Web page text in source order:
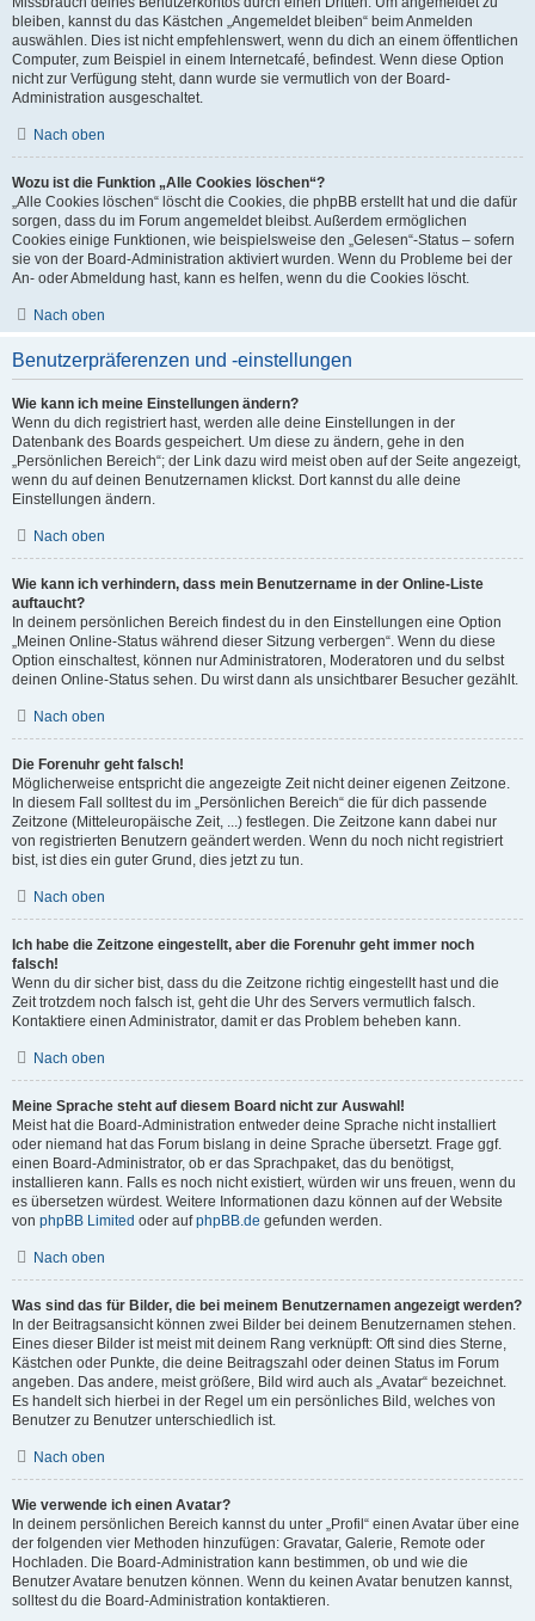
bleiben, kannst du das Kästchen „Angemeldet bleiben“ beim Anmelden
auswählen. Dies ist nicht empfehlenswert, wenn du dich an einem öffentlichen
Computer, zum Beispiel in einem Internetcafé, befindest. Wenn diese Option
nicht zur Verfügung steht, dann wurde sie vermutlich von der Board-
Administration ausgeschaltet.
Nach oben
Wozu ist die Funktion „Alle Cookies löschen“?
„Alle Cookies löschen“ löscht die Cookies, die phpBB erstellt hat und die dafür
sorgen, dass du im Forum angemeldet bleibst. Außerdem ermöglichen
Cookies einige Funktionen, wie beispielsweise den „Gelesen“-Status – sofern
sie von der Board-Administration aktiviert wurden. Wenn du Probleme bei der
An- oder Abmeldung hast, kann es helfen, wenn du die Cookies löscht.
Nach oben
Benutzerpräferenzen und -einstellungen
Wie kann ich meine Einstellungen ändern?
Wenn du dich registriert hast, werden alle deine Einstellungen in der
Datenbank des Boards gespeichert. Um diese zu ändern, gehe in den
„Persönlichen Bereich“; der Link dazu wird meist oben auf der Seite angezeigt,
wenn du auf deinen Benutzernamen klickst. Dort kannst du alle deine
Einstellungen ändern.
Nach oben
Wie kann ich verhindern, dass mein Benutzername in der Online-Liste
auftaucht?
In deinem persönlichen Bereich findest du in den Einstellungen eine Option
„Meinen Online-Status während dieser Sitzung verbergen“. Wenn du diese
Option einschaltest, können nur Administratoren, Moderatoren und du selbst
deinen Online-Status sehen. Du wirst dann als unsichtbarer Besucher gezählt.
Nach oben
Die Forenuhr geht falsch!
Möglicherweise entspricht die angezeigte Zeit nicht deiner eigenen Zeitzone.
In diesem Fall solltest du im „Persönlichen Bereich“ die für dich passende
Zeitzone (Mitteleuropäische Zeit, ...) festlegen. Die Zeitzone kann dabei nur
von registrierten Benutzern geändert werden. Wenn du noch nicht registriert
bist, ist dies ein guter Grund, dies jetzt zu tun.
Nach oben
Ich habe die Zeitzone eingestellt, aber die Forenuhr geht immer noch
falsch!
Wenn du dir sicher bist, dass du die Zeitzone richtig eingestellt hast und die
Zeit trotzdem noch falsch ist, geht die Uhr des Servers vermutlich falsch.
Kontaktiere einen Administrator, damit er das Problem beheben kann.
Nach oben
Meine Sprache steht auf diesem Board nicht zur Auswahl!
Meist hat die Board-Administration entweder deine Sprache nicht installiert
oder niemand hat das Forum bislang in deine Sprache übersetzt. Frage ggf.
einen Board-Administrator, ob er das Sprachpaket, das du benötigst,
installieren kann. Falls es noch nicht existiert, würden wir uns freuen, wenn du
es übersetzen würdest. Weitere Informationen dazu können auf der Website
von phpBB Limited oder aufphpBB.de gefunden werden.
Nach oben
Was sind das für Bilder, die bei meinem Benutzernamen angezeigt werden?
In der Beitragsansicht können zwei Bilder bei deinem Benutzernamen stehen.
Eines dieser Bilder ist meist mit deinem Rang verknüpft: Oft sind dies Sterne,
Kästchen oder Punkte, die deine Beitragszahl oder deinen Status im Forum
angeben. Das andere, meist größere, Bild wird auch als „Avatar“ bezeichnet.
Es handelt sich hierbei in der Regel um ein persönliches Bild, welches von
Benutzer zu Benutzer unterschiedlich ist.
Nach oben
Wie verwende ich einen Avatar?
In deinem persönlichen Bereich kannst du unter „Profil“ einen Avatar über eine
der folgenden vier Methoden hinzufügen: Gravatar, Galerie, Remote oder
Hochladen. Die Board-Administration kann bestimmen, ob und wie die
Benutzer Avatare benutzen können. Wenn du keinen Avatar benutzen kannst,
solltest du die Board-Administration kontaktieren.